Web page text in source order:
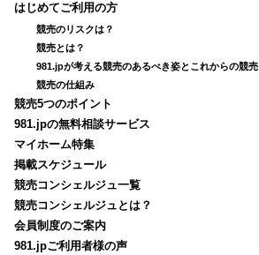
はじめてご利用の方
競売のリスクは？
競売とは？
981.jpが考える競売のあるべき姿とこれからの競売
競売の仕組み
競売5つのポイント
981.jpの無料相談サービス
マイホーム特集
掲載スケジュール
競売コンシェルジュ一覧
競売コンシェルジュとは？
会員制度のご案内
981.jpご利用者様の声